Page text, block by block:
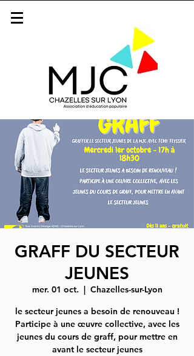
GRAFF DU SECTEUR
JEUNES
mer. 01 oct.
  |
Chazelles-sur-Lyon
le secteur jeunes a besoin de renouveau !
Participe à une œuvre collective, avec les
jeunes du cours de graff, pour mettre en
avant le secteur jeunes